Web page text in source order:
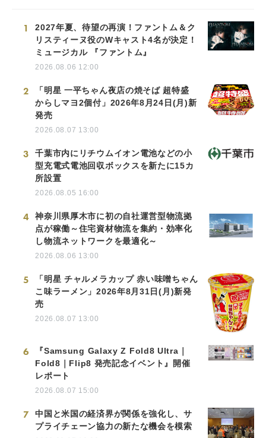
1
2027年夏、待望の再演！ファントム＆ク
リスティーヌ役のWキャスト4名が決定！
ミュージカル 『ファントム』
2026.08.06 12:00
2
「明星 一平ちゃん夜店の焼そば 超特盛
からしマヨ2個付」2026年8月24日(月)新
発売
2026.08.07 13:00
3
千葉市内にリチウムイオン電池などの小
型充電式電池回収ボックスを新たに15カ
所設置
2026.08.05 16:00
4
神奈川県厚木市に初の自社運営型物流拠
点が稼働～住宅資材物流を集約・効率化
し物流ネットワークを最適化～
2026.08.06 13:00
5
「明星 チャルメラカップ 赤い味噌ちゃん
こ味ラーメン」2026年8月31日(月)新発
売
2026.08.07 13:00
6
『Samsung Galaxy Z Fold8 Ultra｜
Fold8｜Flip8 発売記念イベント』開催
レポート
2026.08.07 15:00
7
中国と米国の経済界が関係を強化し、サ
プライチェーン協力の新たな機会を模索